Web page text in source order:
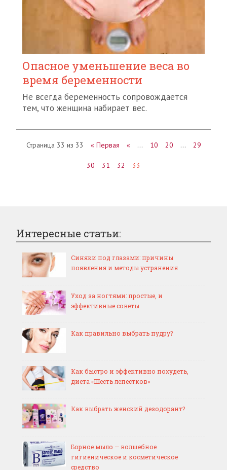
Опасное уменьшение веса во
время беременности
Не всегда беременность сопровождается
тем, что женщина набирает вес.
Страница 33 из 33 « Первая « … 10 20 … 29
30 31 32 33
Интересные статьи:
Синяки под глазами: причины
появления и методы устранения
Уход за ногтями: простые, и
эффективные советы
Как правильно выбрать пудру?
Как быстро и эффективно похудеть,
диета «Шесть лепестков»
Как выбрать женский дезодорант?
Борное мыло — волшебное
гигиеническое и косметическое
средство